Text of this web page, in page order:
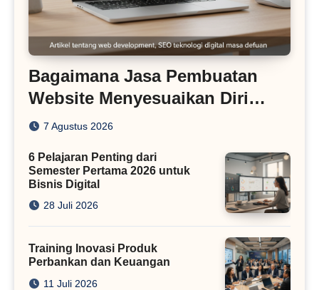
Bagaimana Jasa Pembuatan
Website Menyesuaikan Diri
dengan Algoritma SEO Masa
7 Agustus 2026
6 Pelajaran Penting dari
Semester Pertama 2026 untuk
Bisnis Digital
28 Juli 2026
Training Inovasi Produk
Perbankan dan Keuangan
11 Juli 2026